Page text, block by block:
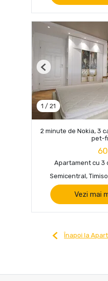
1 / 21
Previous
2 minute de Nokia, 3
pet-
Apartament cu 3
Semicentral,
Vezi mai
Înapoi la